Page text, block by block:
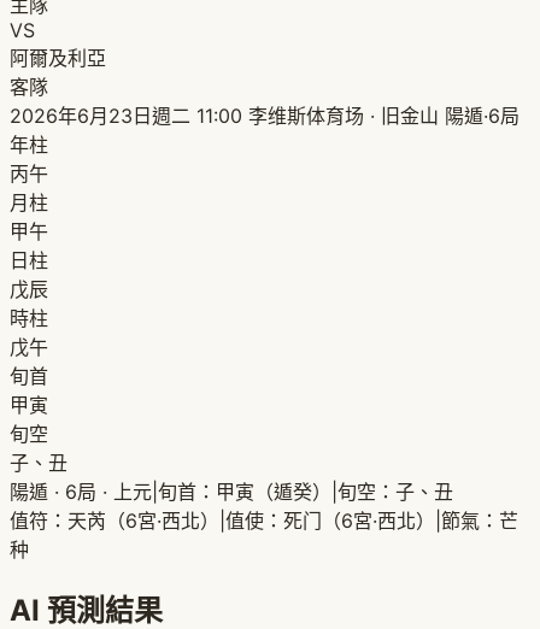
VS
阿爾及利亞
客隊
2026年6月23日週二 11:00 李维斯体育场 · 旧金山 陽遁·6局
年柱
丙午
月柱
甲午
日柱
戊辰
時柱
戊午
旬首
甲寅
旬空
子、丑
陽遁 · 6局 · 上元 旬首：甲寅（遁癸）
旬空：子、丑
值符：天芮（6宮·西北）
值使：死门（6宮·西北）
節氣：芒
种
AI 預測結果